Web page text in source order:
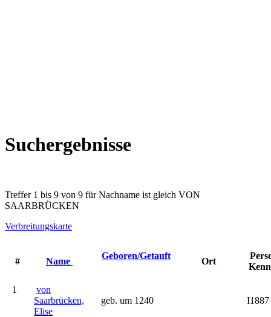
Suchergebnisse
Treffer 1 bis 9 von 9 für Nachname ist gleich VON
SAARBRÜCKEN
Verbreitungskarte
# Name
Geboren/Getauft
Ort
1
von
Saarbrücken,
Elise
geb. um 1240 I1887